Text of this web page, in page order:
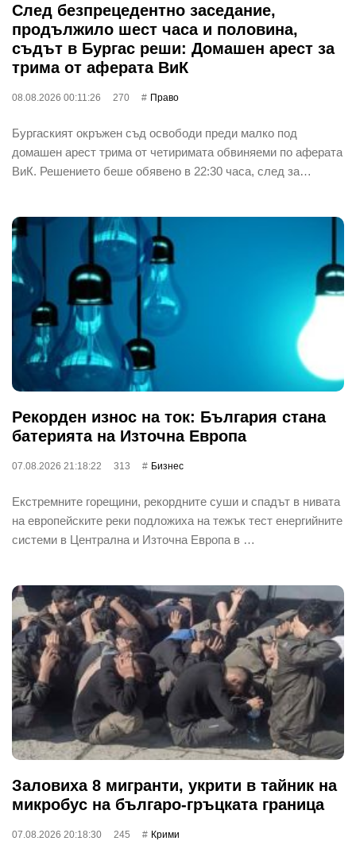
След безпрецедентно заседание,
продължило шест часа и половина,
съдът в Бургас реши: Домашен арест за
трима от аферата ВиК
08.08.2026 00:11:26 270 Право
Бургаският окръжен съд освободи преди малко под
домашен арест трима от четиримата обвиняеми по аферата
ВиК. Решението беше обявено в 22:30 часа, след за…
Рекорден износ на ток: България стана
батерията на Източна Европа
07.08.2026 21:18:22 313 Бизнес
Екстремните горещини, рекордните суши и спадът в нивата
на европейските реки подложиха на тежък тест енергийните
системи в Централна и Източна Европа в …
Заловиха 8 мигранти, укрити в тайник на
микробус на българо-гръцката граница
07.08.2026 20:18:30 245 Крими